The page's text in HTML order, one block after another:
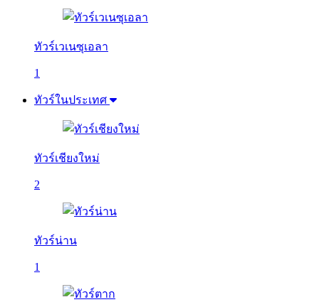
ทัวร์เวเนซุเอลา
1
ทัวร์ในประเทศ
ทัวร์เชียงใหม่
2
ทัวร์น่าน
1